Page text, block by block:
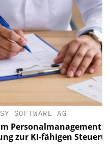
AG
Von
KI-fähigen Steuerung